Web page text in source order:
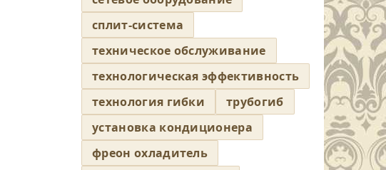
сплит-система
техническое обслуживание
технологическая эффективность
технология гибки
трубогиб
установка кондиционера
фреон охладитель